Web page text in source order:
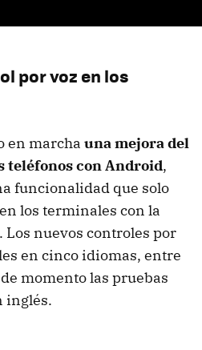
por voz en los
en marcha una mejora del
teléfonos con Android,
funcionalidad que solo
los terminales con la
nuevos controles por
en cinco idiomas, entre
momento las pruebas
inglés.